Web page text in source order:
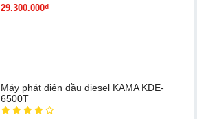
29.300.000₫
Máy phát điện dầu diesel KAMA KDE-
6500T